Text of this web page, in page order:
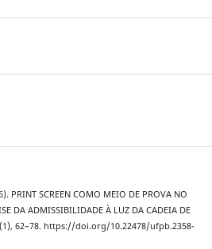
PRINT SCREEN COMO MEIO DE PROVA NO
DA ADMISSIBILIDADE À LUZ DA CADEIA DE
62–78. https://doi.org/10.22478/ufpb.2358-